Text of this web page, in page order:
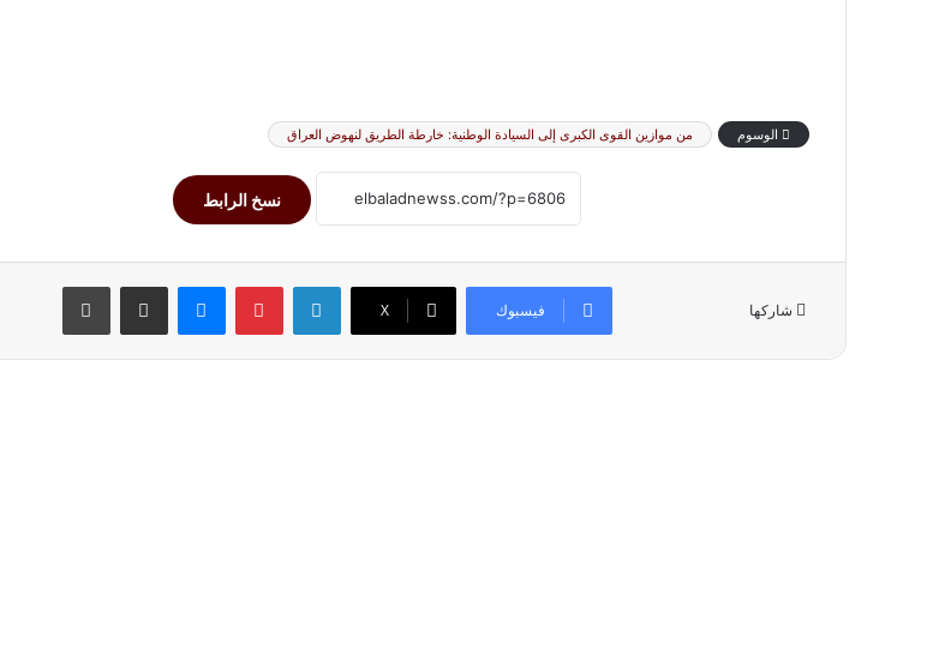
الوسوم من موازين القوى الكبرى إلى السيادة الوطنية: خارطة الطريق لنهوض العراق
نسخ الرابط
شاركها فيسبوك ‫X
لينكدإن بينتيريست